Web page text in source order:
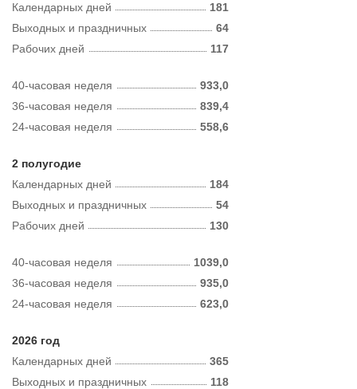
Календарных дней
181
Рабочих дней 117
Выходных и праздничных 64
40-часовая неделя
933,0
36-часовая неделя
839,4
24-часовая неделя
558,6
2 полугодие
Календарных дней
184
Рабочих дней 130
Выходных и праздничных 54
40-часовая неделя
1039,0
36-часовая неделя
935,0
24-часовая неделя
623,0
2026 год
Календарных дней
365
Выходных и праздничных 118